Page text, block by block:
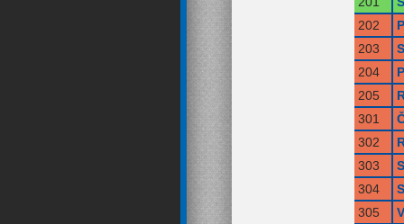
202
203
204
205
301
302
303
304
305